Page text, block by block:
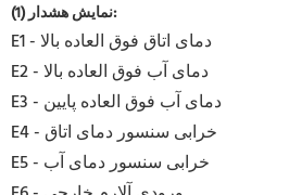
(1) نمایش هشدار:
E1 - دمای اتاق فوق العاده بالا
E2 - دمای آب فوق العاده بالا
E3 - دمای آب فوق العاده پایین
E4 - خرابی سنسور دمای اتاق
E5 - خرابی سنسور دمای آب